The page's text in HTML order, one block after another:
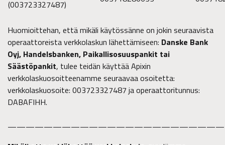
(003723327487)
Huomioittehan, että mikäli käytössänne on jokin seuraavista
operaattoreista verkkolaskun lähettämiseen: Danske Bank
Oyj, Handelsbanken, Paikallisosuuspankit tai
Säästöpankit, tulee teidän käyttää Apixin
verkkolaskuosoitteenamme seuraavaa osoitetta:
verkkolaskuosoite: 003723327487 ja operaattoritunnus:
DABAFIHH.